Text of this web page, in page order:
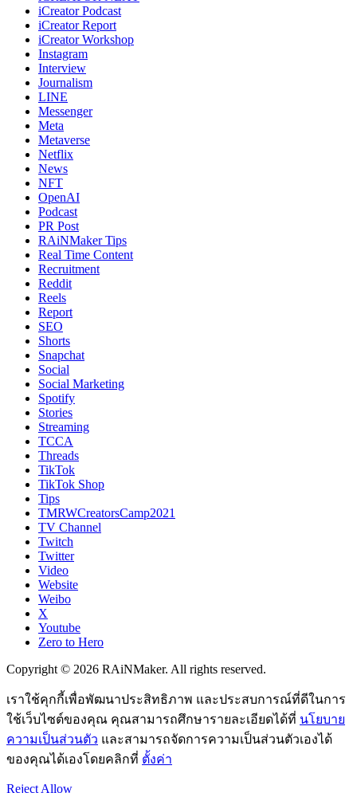
iCreator Podcast
iCreator Report
iCreator Workshop
Instagram
Interview
Journalism
LINE
Messenger
Meta
Metaverse
Netflix
News
NFT
OpenAI
Podcast
PR Post
RAiNMaker Tips
Real Time Content
Recruitment
Reddit
Reels
Report
SEO
Shorts
Snapchat
Social
Social Marketing
Spotify
Stories
Streaming
TCCA
Threads
TikTok
TikTok Shop
Tips
TMRWCreatorsCamp2021
TV Channel
Twitch
Twitter
Video
Website
Weibo
X
Youtube
Zero to Hero
Copyright © 2026 RAiNMaker. All rights reserved.
เราใช้คุกกี้เพื่อพัฒนาประสิทธิภาพ และประสบการณ์ที่ดีในการ
ใช้เว็บไซต์ของคุณ คุณสามารถศึกษารายละเอียดได้ที่ นโยบาย
ความเป็นส่วนตัว และสามารถจัดการความเป็นส่วนตัวเองได้
ของคุณได้เองโดยคลิกที่ ตั้งค่า
Reject Allow